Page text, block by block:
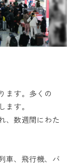
ます。多くの
す。
、数週間にわた
車、飛行機、バ